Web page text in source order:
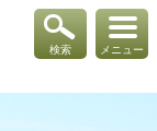
メニュー
検索